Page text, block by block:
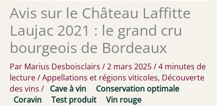
Avis sur le Château Laffitte
Laujac 2021 : le grand cru
bourgeois de Bordeaux
Par Marius Desboisclairs /2 mars 2025/4 minutes de
lecture/Appellations et régions viticoles, Découverte
des vins / Cave à vin
Conservation optimale
Coravin
Test produit Vin rouge